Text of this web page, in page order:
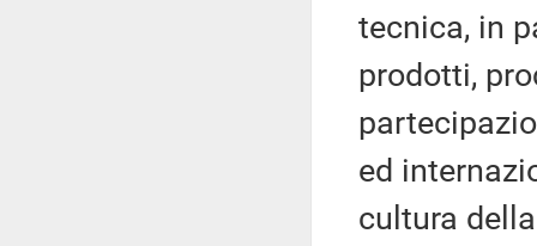
tecnica, in
prodotti,
ed
cultura